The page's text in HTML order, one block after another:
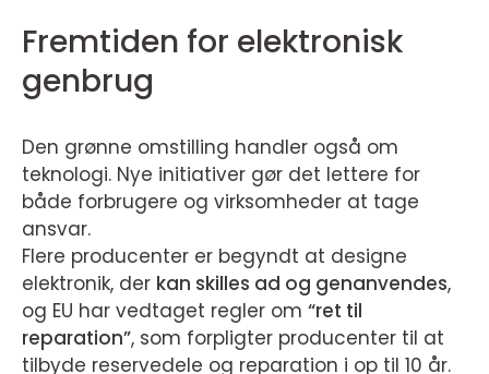
Fremtiden for elektronisk
genbrug
Den grønne omstilling handler også om
teknologi. Nye initiativer gør det lettere for
både forbrugere og virksomheder at tage
ansvar.
Flere producenter er begyndt at designe
elektronik, der kan skilles ad og genanvendes,
og EU har vedtaget regler om “ret til
reparation”, som forpligter producenter til at
tilbyde reservedele og reparation i op til 10 år.